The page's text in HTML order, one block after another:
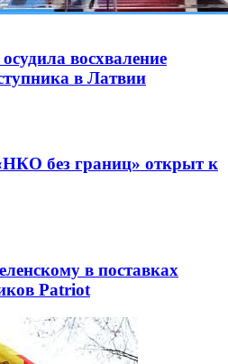
восхваление
в Латвии
без границ» открыт к
в поставках
Patriot